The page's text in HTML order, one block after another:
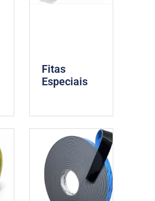
Fitas
Especiais